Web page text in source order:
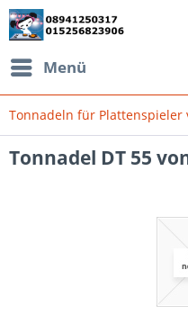
Menü
Tonnadeln für Plattenspieler
Tonnadel DT 55